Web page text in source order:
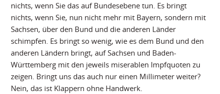
nichts, wenn Sie das auf Bundesebene tun. Es bringt
nichts, wenn Sie, nun nicht mehr mit Bayern, sondern mit
Sachsen, über den Bund und die anderen Länder
schimpfen. Es bringt so wenig, wie es dem Bund und den
anderen Ländern bringt, auf Sachsen und Baden-
Württemberg mit den jeweils miserablen Impfquoten zu
zeigen. Bringt uns das auch nur einen Millimeter weiter?
Nein, das ist Klappern ohne Handwerk.